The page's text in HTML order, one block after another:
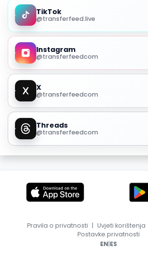
TikTok
@transferfeed.live
Instagram
@transferfeedcom
X
@transferfeedcom
Threads
@transferfeedcom
Pravila o privatnosti | Uvjeti korištenja
Postavke privatnosti
EN|ES